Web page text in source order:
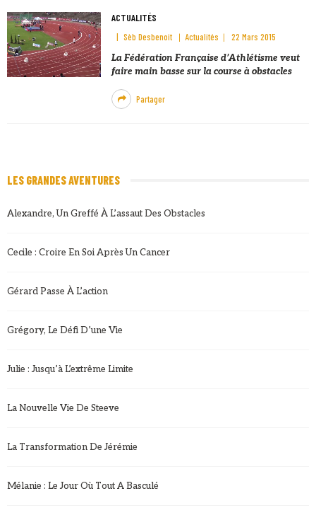
ACTUALITÉS
Sèb Desbenoit Actualités
22 Mars 2015
La Fédération Française d’Athlétisme veut
faire main basse sur la course à obstacles
Partager
LES GRANDES AVENTURES
Alexandre, Un Greffé À L’assaut Des Obstacles
Cecile : Croire En Soi Après Un Cancer
Gérard Passe À L’action
Grégory, Le Défi D’une Vie
Julie : Jusqu’à L’extrême Limite
La Nouvelle Vie De Steeve
La Transformation De Jérémie
Mélanie : Le Jour Où Tout A Basculé